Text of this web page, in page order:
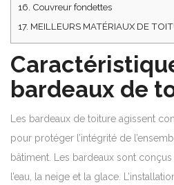
16. Couvreur fondettes
17. MEILLEURS MATÉRIAUX DE
bardeaux de
Les bardeaux de toiture agissent
pour protéger l’intégrité de
bâtiment. Les bardeaux sont
l’eau, la neige et la glace.